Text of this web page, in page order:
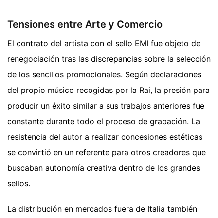
Tensiones entre Arte y Comercio
El contrato del artista con el sello EMI fue objeto de
renegociación tras las discrepancias sobre la selección
de los sencillos promocionales. Según declaraciones
del propio músico recogidas por la Rai, la presión para
producir un éxito similar a sus trabajos anteriores fue
constante durante todo el proceso de grabación. La
resistencia del autor a realizar concesiones estéticas
se convirtió en un referente para otros creadores que
buscaban autonomía creativa dentro de los grandes
sellos.
La distribución en mercados fuera de Italia también